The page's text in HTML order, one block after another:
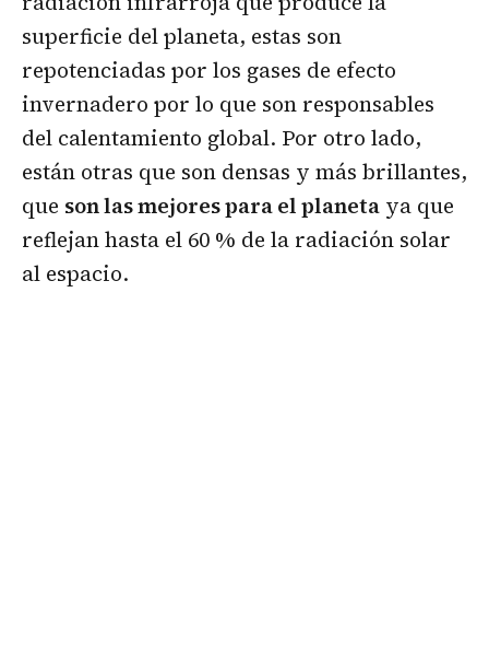
superficie del planeta, estas son
repotenciadas por los gases de efecto
invernadero por lo que son responsables
del calentamiento global. Por otro lado,
están otras que son densas y más brillantes,
que son las mejores para el planeta ya que
reflejan hasta el 60 % de la radiación solar
al espacio.